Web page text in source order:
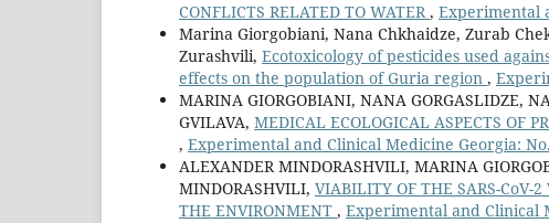
CONFLICTS RELATED TO WATER, Experimental
Marina Giorgobiani, Nana Chkhaidze, Zurab
Zurashvili, Ecotoxicology of pesticides used
effects on the population of Guria region ,
MARINA GIORGOBIANI, NANA GORGASLIDZE,
GVILAVA, MEDICAL ECOLOGICAL ASPECTS OF
, Experimental and Clinical Medicine Georgia:
ALEXANDER MINDORASHVILI, MARINA
MINDORASHVILI, VIABILITY OF THE SARS-CoV-
THE ENVIRONMENT , Experimental and Clinical